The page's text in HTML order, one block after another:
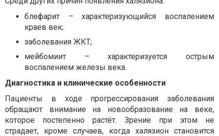
блефарит – характеризующийся воспалением
краев век;
заболевания ЖКТ;
мейбомиит – характеризуется острым
воспалением железы века.
Диагностика и клинические особенности
Пациенты в ходе прогрессирования заболевания
обращают внимание на новообразование на веке,
которое постепенно растёт. Зрение при этом не
страдает, кроме случаев, когда халязион становится